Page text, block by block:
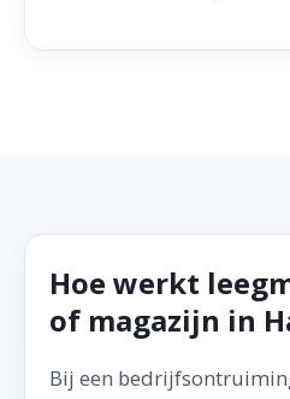
Hoe werkt
of magazijn in
Bij een